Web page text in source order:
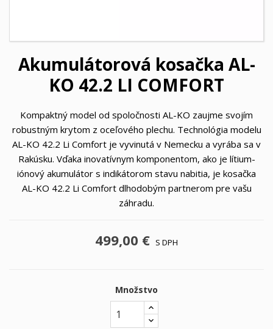
Akumulátorová kosačka AL-
KO 42.2 LI COMFORT
Kompaktný model od spoločnosti AL-KO zaujme svojím
robustným krytom z oceľového plechu. Technológia modelu
AL-KO 42.2 Li Comfort je vyvinutá v Nemecku a vyrába sa v
Rakúsku. Vďaka inovatívnym komponentom, ako je lítium-
iónový akumulátor s indikátorom stavu nabitia, je kosačka
AL-KO 42.2 Li Comfort dlhodobým partnerom pre vašu
záhradu.
499,00 € S DPH
Množstvo